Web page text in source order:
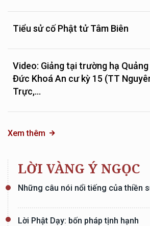
Tiểu sử cố Phật tử Tâm Biên
Video: Giảng tại trường hạ Quảng
Đức Khoá An cư kỳ 15 (TT
Trực,...
Xem thêm
LỜI VÀNG Ý NGỌC
Những câu nói nổi tiếng của thiền
Lời Phật Dạy: bốn pháp tịnh hạnh